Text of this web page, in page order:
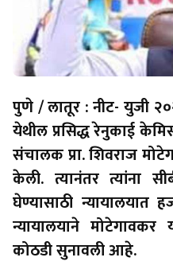
पुणे / लातूर : नीट- युजी
येथील प्रसिद्ध रेनुकाई
संचालक प्रा. शिवराज
केली. त्यानंतर त्यांना
घेण्यासाठी
न्यायालयाने
कोठडी सुनावली आहे.